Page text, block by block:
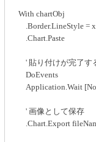
With chartObj
.Border.LineStyle =
.Chart.Paste
' 貼り付けが完了す
DoEvents
Application.Wait
' 画像として保存
.Chart.Export